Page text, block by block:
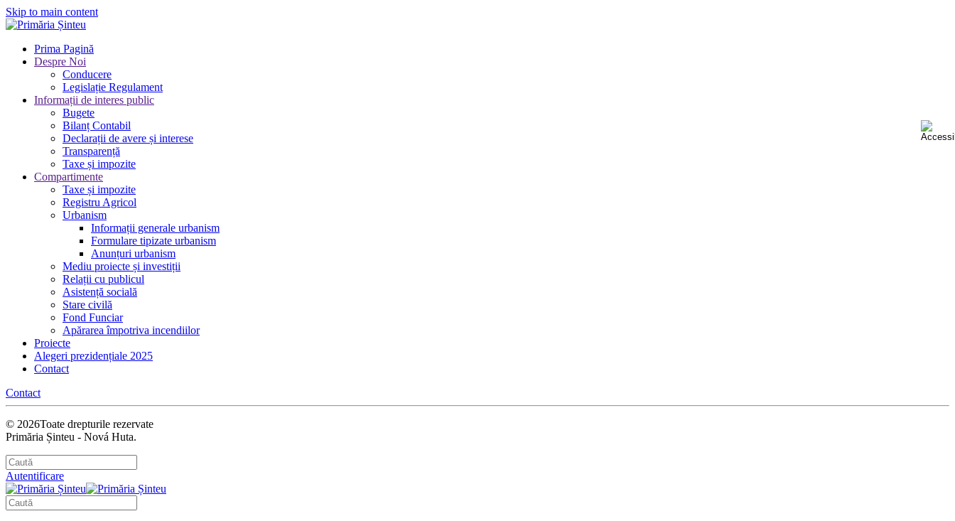
Skip to main content
Prima Pagină
Despre Noi
Conducere
Legislație Regulament
Informații de interes public
Bugete
Bilanț Contabil
Declarații de avere și interese
Transparență
Taxe și impozite
Compartimente
Taxe și impozite
Registru Agricol
Urbanism
Informații generale urbanism
Formulare tipizate urbanism
Anunțuri urbanism
Mediu proiecte și investiții
Relații cu publicul
Asistență socială
Stare civilă
Fond Funciar
Apărarea împotriva incendiilor
Proiecte
Alegeri prezidențiale 2025
Contact
Contact
© 2026Toate drepturile rezervate
Primăria Șinteu - Nová Huta.
Autentificare